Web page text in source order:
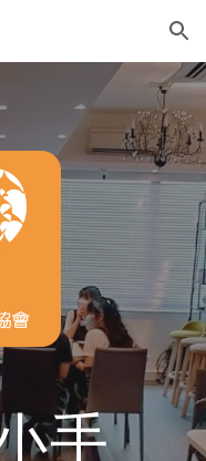
Skip to navigation
手